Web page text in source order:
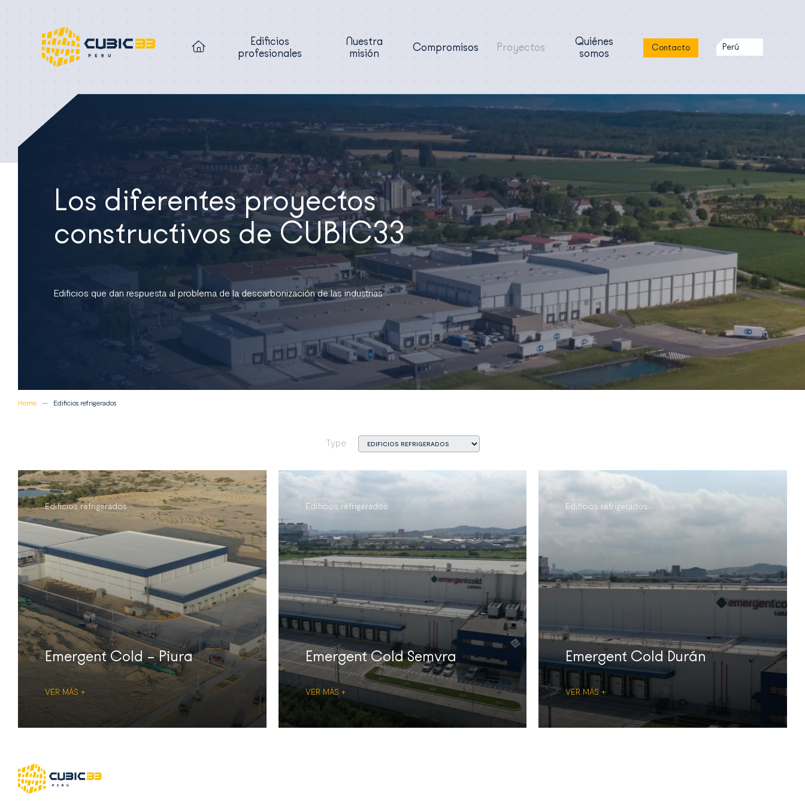
Edificios
profesionales
Nuestra
misión
Compromisos Proyectos
Quiénes
somos
Contacto Perú
Los diferentes proyectos
constructivos de CUBIC33
Edificios que dan respuesta al problema de la descarbonización de las industrias
Home Edificios refrigerados
Type
Edificios refrigerados
Emergent Cold – Piura
VER MÁS +
Edificios refrigerados
Emergent Cold Semvra
VER MÁS +
Edificios refrigerados
Emergent Cold Durán
VER MÁS +